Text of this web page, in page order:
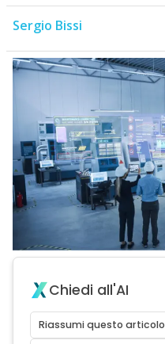
Sergio Bissi
Chiedi all'AI
Riassumi questo articolo